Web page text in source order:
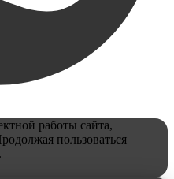
работы сайта,
пользоваться